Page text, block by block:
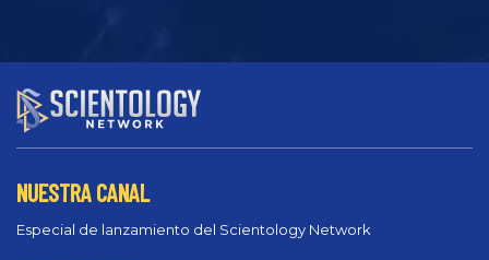
NUESTRA CANAL
Especial de lanzamiento del Scientology Network